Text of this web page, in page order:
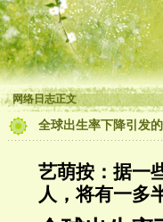
网络日志正文
全球出生率下降引发
艺萌按：据一
人，将有一多